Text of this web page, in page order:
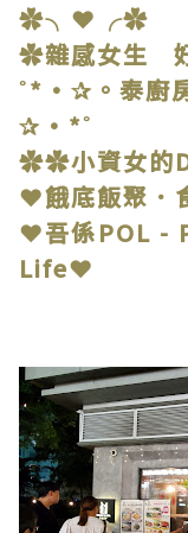
✿╮❤╭✿
✿雜感女生
˚*•✰。泰廚
✰•*˚
✿✿小資女
❤餓底飯聚．
❤吾係POL -
Life❤